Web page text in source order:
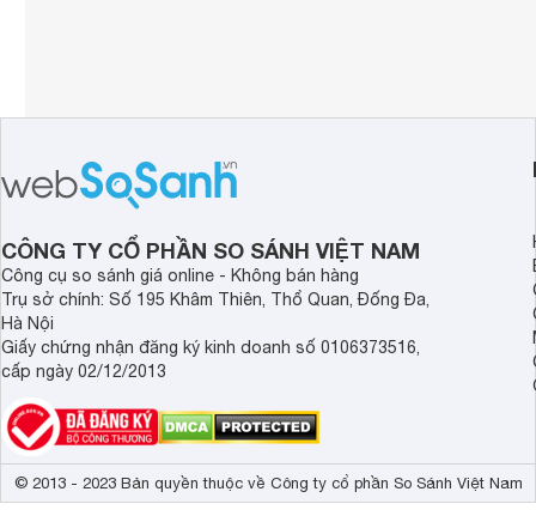
CÔNG TY CỔ PHẦN SO SÁNH VIỆT NAM
Công cụ so sánh giá online - Không bán hàng
Trụ sở chính: Số 195 Khâm Thiên, Thổ Quan, Đống Đa,
Hà Nội
Giấy chứng nhận đăng ký kinh doanh số 0106373516,
cấp ngày 02/12/2013
© 2013 - 2023 Bản quyền thuộc về Công ty cổ phần So Sánh Việt Nam